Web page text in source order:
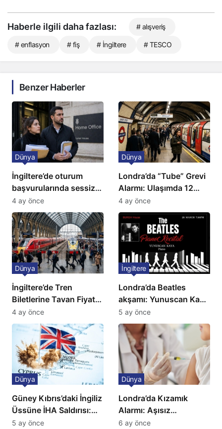
Haberle ilgili daha fazlası: # alışveriş
# enflasyon # fiş # İngiltere # TESCO
Benzer Haberler
İngiltere’de oturum
başvurularında sessiz
kriz: Büyükelçilikten
açıklama!
Dünya
4 ay önce
Londra’da “Tube” Grevi
Alarmı: Ulaşımda 12
Günlük Kaos Kapıda
Dünya
4 ay önce
İngiltere’de Tren
Biletlerine Tavan Fiyat:
Ulaşımda Yeni
Düzenleme
Dünya
4 ay önce
Londra’da Beatles
akşamı: Yunuscan Kaya
klasik yorumuyla
sahnede
İngiltere
5 ay önce
Güney Kıbrıs’daki İngiliz
Üssüne İHA Saldırısı:
Patlama, Sirenler ve
Dünya
5 ay önce
Londra’da Kızamık
Alarmı: Aşısız
Öğrenciler Okullardan
Dünya
6 ay önce